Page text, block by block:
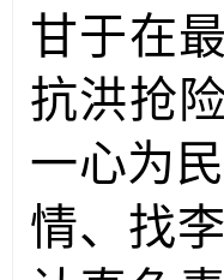
甘于在
抗洪抢
一心为
情、找